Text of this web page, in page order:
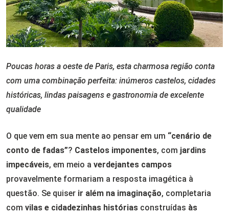
Poucas horas a oeste de Paris, esta charmosa região conta
com uma combinação perfeita: inúmeros castelos, cidades
históricas, lindas paisagens e gastronomia de excelente
qualidade
O que vem em sua mente ao pensar em um “cenário de
conto de fadas”? Castelos imponentes, com jardins
impecáveis, em meio a verdejantes campos
provavelmente formariam a resposta imagética à
questão. Se quiser ir além na imaginação, completaria
com vilas e cidadezinhas histórias construídas às